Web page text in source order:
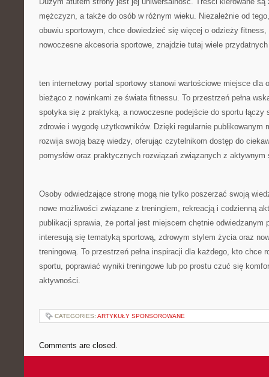
mężczyzn, a także do osób w różnym wieku. Niezależnie od
obuwiu sportowym, chce dowiedzieć się więcej o odzieży
nowoczesne akcesoria sportowe, znajdzie tutaj wiele
ten internetowy portal sportowy stanowi wartościowe miejsce dla
bieżąco z nowinkami ze świata fitnessu. To przestrzeń pełna
spotyka się z praktyką, a nowoczesne podejście do sportu łączy
zdrowie i wygodę użytkowników. Dzięki regularnie publikowanym
rozwija swoją bazę wiedzy, oferując czytelnikom dostęp do
pomysłów oraz praktycznych rozwiązań związanych z
Osoby odwiedzające stronę mogą nie tylko poszerzać swoją
nowe możliwości związane z treningiem, rekreacją i codzienną
publikacji sprawia, że portal jest miejscem chętnie odwiedzanym
interesują się tematyką sportową, zdrowym stylem życia oraz
treningową. To przestrzeń pełna inspiracji dla każdego, kto chce
sportu, poprawiać wyniki treningowe lub po prostu czuć się
aktywności.
CATEGORIES: ARTYKUŁY SPONSOROWANE
Comments are closed.